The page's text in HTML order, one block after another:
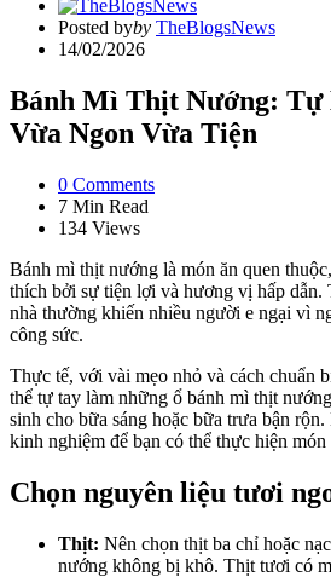
Posted byby TheBlogsNews
14/02/2026
Bánh Mì Thịt Nướng: Tự
Vừa Ngon Vừa Tiện
0 Comments
7 Min Read
134 Views
Bánh mì thịt nướng là món ăn quen
thích bởi sự tiện lợi và hương vị hấp dẫn.
nhà thường khiến nhiều người e ngại vì
công sức.
Thực tế, với vài mẹo nhỏ và cách chuẩn
thể tự tay làm những ổ bánh mì thịt
sinh cho bữa sáng hoặc bữa trưa bận
kinh nghiệm để bạn có thể thực hiện
Chọn nguyên liệu tươi
Thịt: Nên chọn thịt ba chỉ hoặc
nướng không bị khô. Thịt tươi có